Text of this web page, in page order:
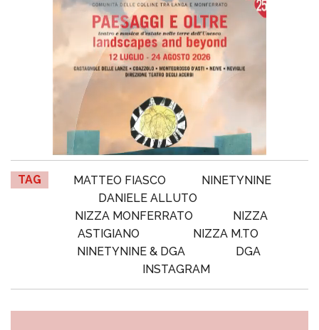
TAG MATTEO FIASCO
NINETYNINE
DANIELE ALLUTO
NIZZA MONFERRATO
NIZZA
ASTIGIANO
NIZZA M.TO
NINETYNINE & DGA
DGA
INSTAGRAM